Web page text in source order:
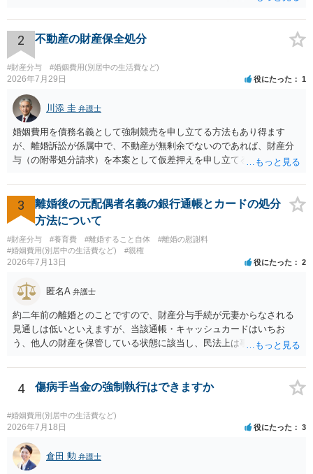
には、追加着手金や日当、実費が発生することもあります。 もっと
も、証拠が十分にあるか、相手方の住所・勤務先が分かるか、慰謝料
額、離婚の有無、交渉で終わるか訴訟まで見込むかによって、費用は
変わり得ます。依頼前に、交渉だけの場合、訴訟になった場合、回収
できなかった場合の費用を確認しておくとよいでしょう。 弁護士選び
では、不貞慰謝料案件の経験が相応にあるか、費用体系が明確か、見
通しを過度に楽観的に言い過ぎないか、質問に具体的に答えてくれる
か、連絡方法（メール、電話、弁護士直接か事務局員を介するかな
ど）や対応スピードが合うかを確認するとよいと思います。いずれに
しましても、弁護士への相談・依頼にあたっては、証拠資料、夫と相
手方の関係、相手方の氏名・住所等、夫婦関係への影響、離婚予定の
2 不動産の財産保全処分
#財産分与 #婚姻費用(別居中の生活費など)
2026年7月29日 役にたった 1
川添 圭 弁護士
婚姻費用を債務名義として強制競売を申し立てる方法もあり得ます
が、離婚訴訟が係属中で、不動産が無剰余でないのであれば、財産分
与（の附帯処分請求）を本案として仮差押えを申し立てる（法的には
えられます。弁護士へ依頼しているのであれば、担当弁護士とよく相
談してください。
3
離婚後の元配偶者名義の銀行通帳とカードの処分
方法について
#財産分与 #養育費 #離婚すること自体
#離婚の慰謝料
#婚姻費用(別居中の生活費など)
#親権
2026年7月13日 役にたった 2
匿名A 弁護士
約二年前の離婚とのことですので、財産分与手続が元妻からなされる
見通しは低いといえますが、当該通帳・キャッシュカードはいちお
う、他人の財産を保管している状態に該当し、民法上は事務管理（597
えにくくとも、表だってのお答えとしては元妻の了解なく処分するこ
とはできないというお答えになってしまいます。
4 傷病手当金の強制執行はできますか
#婚姻費用(別居中の生活費など)
2026年7月18日 役にたった 3
倉田 勲 弁護士